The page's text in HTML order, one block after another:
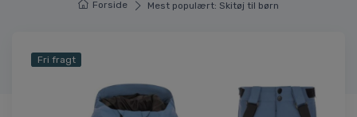
Forside Mest populært: Skitøj til børn
Fri fragt